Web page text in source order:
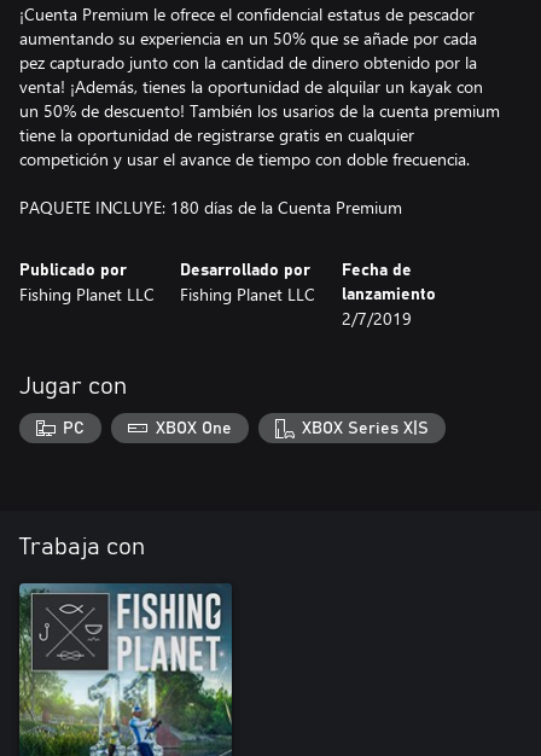
¡Cuenta Premium le ofrece el confidencial estatus de pescador
aumentando su experiencia en un 50% que se añade por cada
pez capturado junto con la cantidad de dinero obtenido por la
venta! ¡Además, tienes la oportunidad de alquilar un kayak con
un 50% de descuento! También los usarios de la cuenta premium
tiene la oportunidad de registrarse gratis en cualquier
competición y usar el avance de tiempo con doble frecuencia.
PAQUETE INCLUYE: 180 días de la Cuenta Premium
Publicado por
Fishing Planet LLC
Desarrollado por
Fishing Planet LLC
Fecha de
lanzamiento
2/7/2019
Jugar con
PC XBOX One XBOX Series X|S
Trabaja con